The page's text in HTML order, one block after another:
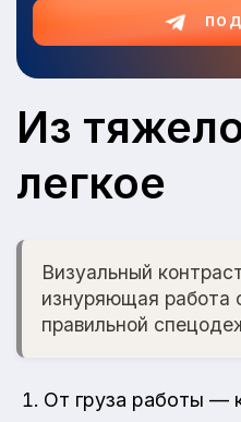
Из
легкое
Визуальный
изнуряющая работа
правильной
От груза работы —